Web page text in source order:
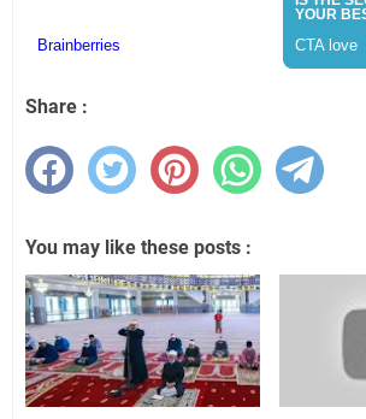
Share :
You may like these posts :